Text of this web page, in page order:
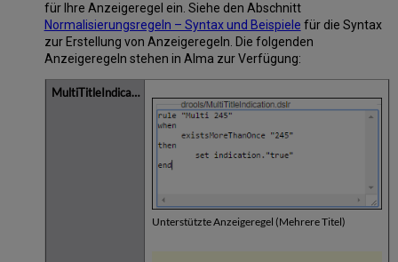
für Ihre Anzeigeregel ein. Siehe den Abschnitt
Normalisierungsregeln – Syntax und Beispiele für die Syntax
zur Erstellung von Anzeigeregeln. Die folgenden
Anzeigeregeln stehen in Alma zur Verfügung:
Unterstützte Anzeigeregel (Mehrere Titel)